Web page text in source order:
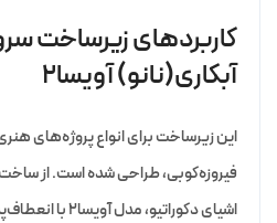
کاربردهای زیرساخت
آبکاری(نانو) آویسا2
این زیرساخت برای انواع پروژه‌های
فیروزه‌کوبی، طراحی شده است. از
اشیای دکوراتیو،